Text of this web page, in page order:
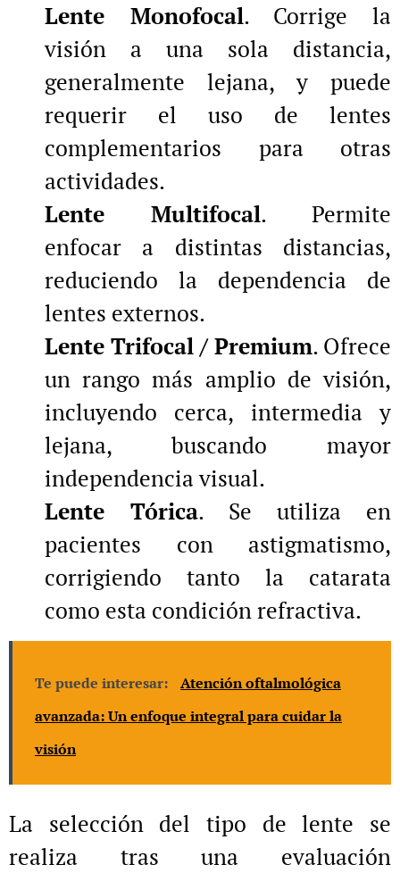
Lente Monofocal. Corrige la
visión a una sola distancia,
generalmente lejana, y puede
requerir el uso de lentes
complementarios para otras
actividades.
Lente Multifocal. Permite
enfocar a distintas distancias,
reduciendo la dependencia de
lentes externos.
Lente Trifocal / Premium. Ofrece
un rango más amplio de visión,
incluyendo cerca, intermedia y
lejana, buscando mayor
independencia visual.
Lente Tórica. Se utiliza en
pacientes con astigmatismo,
corrigiendo tanto la catarata
como esta condición refractiva.
Te puede interesar:
Atención oftalmológica
avanzada: Un enfoque integral para cuidar la
visión
La selección del tipo de lente se
realiza tras una evaluación